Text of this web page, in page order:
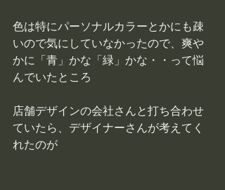
色は特にパーソナルカラーとかにも疎
いので気にしていなかったので、爽や
かに「青」かな「緑」かな・・って悩
んでいたところ
店舗デザインの会社さんと打ち合わせ
ていたら、デザイナーさんが考えてく
れたのが